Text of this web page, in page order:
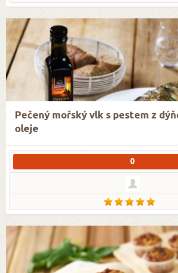
Pečený mořský vlk s pestem z
oleje
0